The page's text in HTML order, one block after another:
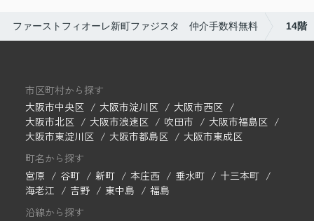
ファーストフィオーレ新町ファジスタ 仲介手数料無料 14階
市区町村から探す
大阪市中央区
大阪市淀川区
大阪市西区
大阪市北区
大阪市浪速区 吹田市
大阪市福島区
大阪市東淀川区
大阪市都島区
大阪市東成区
町名から探す
宮原
谷町 新町 本庄西 垂水町
十三本町
海老江
吉野 東中島
福島
沿線から探す